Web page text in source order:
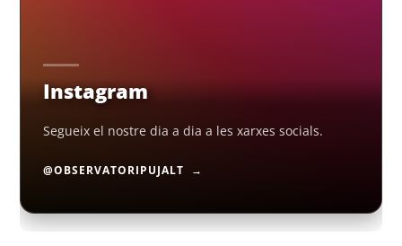
Instagram
Segueix el nostre dia a dia a les xarxes socials.
@OBSERVATORIPUJALT